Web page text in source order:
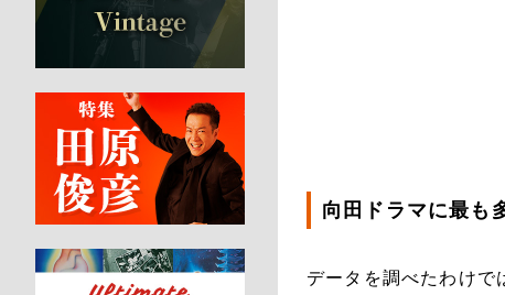
向田ドラマに最も
データを調べたわけで